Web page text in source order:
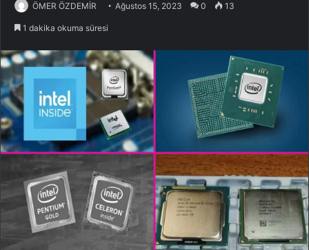
ÖMER ÖZDEMİR Ağustos 15, 2023 0 13
1 dakika okuma süresi